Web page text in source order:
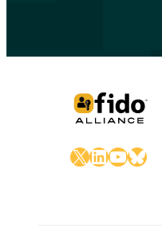
X LinkedIn